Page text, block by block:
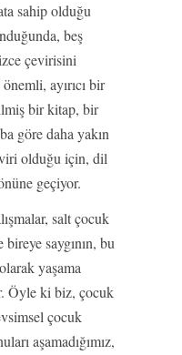
sahip olduğu
beş
çevirisini
ayırıcı bir
bir kitap, bir
göre daha yakın
olduğu için, dil
geçiyor.
salt çocuk
saygının, bu
yaşama
Öyle ki biz, çocuk
çocuk
aşamadığımız,